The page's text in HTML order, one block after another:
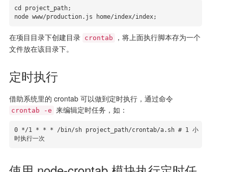
cd project_path;
node www/production.js home/index/index;
在项目目录下创建目录 crontab
，将上面执行脚本存为一个
文件放在该目录下。
定时执行
借助系统里的 crontab 可以做到定时执行，通过命令
crontab -e 来编辑定时任务，如：
0 */1 * * * /bin/sh project_path/crontab/a.sh # 1 小
时执行一次